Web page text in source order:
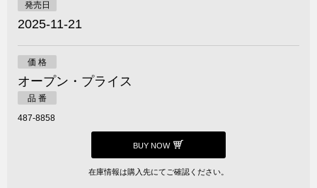
発売日
2025-11-21
価 格
オープン・プライス
品 番
487-8858
BUY NOW
在庫情報は購入先にてご確認ください。